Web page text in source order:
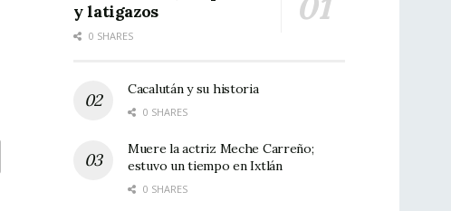
y latigazos
0 SHARES
Cacalután y su historia
0 SHARES
Muere la actriz Meche Carreño;
estuvo un tiempo en Ixtlán
0 SHARES